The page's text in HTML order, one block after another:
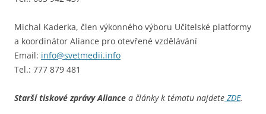
Michal Kaderka, člen výkonného výboru Učitelské platformy
a koordinátor Aliance pro otevřené vzdělávání
Email: info@svetmedii.info
Tel.: 777 879 481
Starší tiskové zprávy Aliance a články k tématu najdete ZDE.